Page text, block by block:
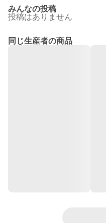
みんなの投稿
投稿はありません
同じ生産者の商品